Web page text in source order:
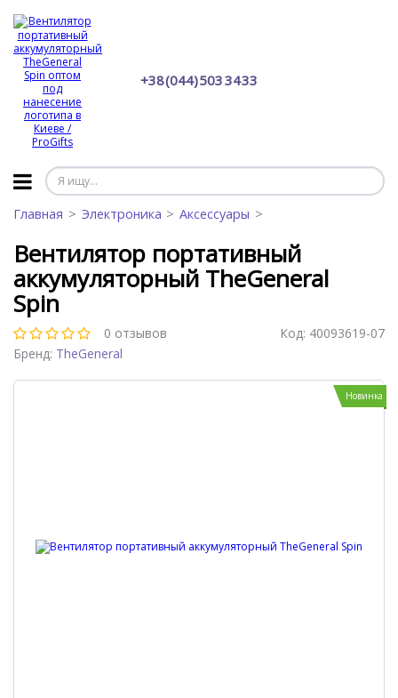
+38 (044) 503 34 33
Главная Электроника Аксессуары
Вентилятор портативный
аккумуляторный TheGeneral
Spin
0 отзывов
Бренд: TheGeneral
Код: 40093619-07
Новинка